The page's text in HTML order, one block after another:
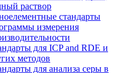
раствор
стандарты
измерения
для ICP and RDE и
методов
для анализа серы в